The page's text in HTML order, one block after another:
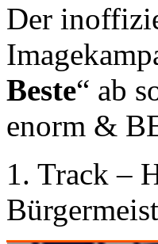
Der
Beste“ ab
enorm &
1. Track –